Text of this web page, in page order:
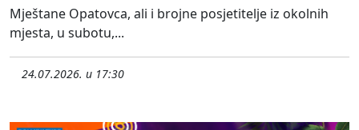
Mještane Opatovca, ali i brojne posjetitelje iz okolnih
mjesta, u subotu,...
24.07.2026. u 17:30